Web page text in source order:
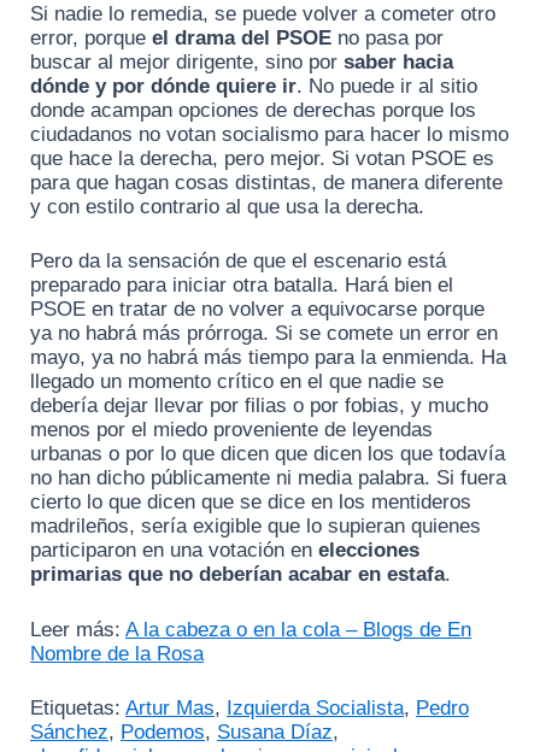
Si nadie lo remedia, se puede volver a cometer otro
error, porque el drama del PSOE no pasa por
buscar al mejor dirigente, sino por saber hacia
dónde y por dónde quiere ir. No puede ir al sitio
donde acampan opciones de derechas porque los
ciudadanos no votan socialismo para hacer lo mismo
que hace la derecha, pero mejor. Si votan PSOE es
para que hagan cosas distintas, de manera diferente
y con estilo contrario al que usa la derecha.
Pero da la sensación de que el escenario está
preparado para iniciar otra batalla. Hará bien el
PSOE en tratar de no volver a equivocarse porque
ya no habrá más prórroga. Si se comete un error en
mayo, ya no habrá más tiempo para la enmienda. Ha
llegado un momento crítico en el que nadie se
debería dejar llevar por filias o por fobias, y mucho
menos por el miedo proveniente de leyendas
urbanas o por lo que dicen que dicen los que todavía
no han dicho públicamente ni media palabra. Si fuera
cierto lo que dicen que se dice en los mentideros
madrileños, sería exigible que lo supieran quienes
participaron en una votación en elecciones
primarias que no deberían acabar en estafa.
Leer más: A la cabeza o en la cola – Blogs de En
Nombre de la Rosa
Etiquetas: Artur Mas, Izquierda Socialista, Pedro
Sánchez, Podemos, Susana Díaz,